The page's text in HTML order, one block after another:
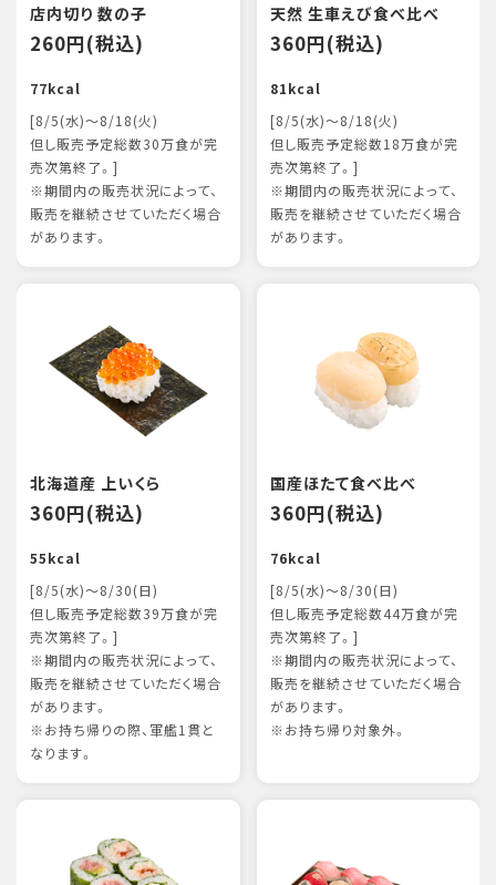
店内切り 数の子
260円(税込)
77kcal
[8/5(水)～8/18(火)
但し販売予定総数30万食が完
売次第終了。]
※期間内の販売状況によって、
販売を継続させていただく場合
があります。
天然 生車えび食べ比べ
360円(税込)
81kcal
[8/5(水)～8/18(火)
但し販売予定総数18万食が完
売次第終了。]
※期間内の販売状況によって、
販売を継続させていただく場合
があります。
北海道産 上いくら
360円(税込)
55kcal
[8/5(水)～8/30(日)
但し販売予定総数39万食が完
売次第終了。]
※期間内の販売状況によって、
販売を継続させていただく場合
があります。
※お持ち帰りの際、軍艦1貫と
なります。
国産ほたて食べ比べ
360円(税込)
76kcal
[8/5(水)～8/30(日)
但し販売予定総数44万食が完
売次第終了。]
※期間内の販売状況によって、
販売を継続させていただく場合
があります。
※お持ち帰り対象外。